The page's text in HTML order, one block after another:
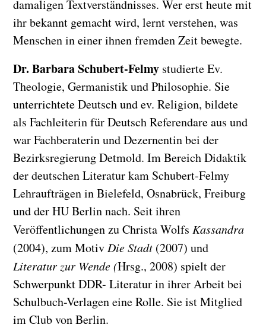
damaligen Textverständnisses. Wer erst heute mit
ihr bekannt gemacht wird, lernt verstehen, was
Menschen in einer ihnen fremden Zeit bewegte.
Dr. Barbara Schubert-Felmy studierte Ev.
Theologie, Germanistik und Philosophie. Sie
unterrichtete Deutsch und ev. Religion, bildete
als Fachleiterin für Deutsch Referendare aus und
war Fachberaterin und Dezernentin bei der
Bezirksregierung Detmold. Im Bereich Didaktik
der deutschen Literatur kam Schubert-Felmy
Lehraufträgen in Bielefeld, Osnabrück, Freiburg
und der HU Berlin nach. Seit ihren
Veröffentlichungen zu Christa WolfsKassandra
(2004), zum MotivDie Stadt (2007) und
Literatur zur Wende (Hrsg., 2008) spielt der
Schwerpunkt DDR- Literatur in ihrer Arbeit bei
Schulbuch-Verlagen eine Rolle. Sie ist Mitglied
im Club von Berlin.